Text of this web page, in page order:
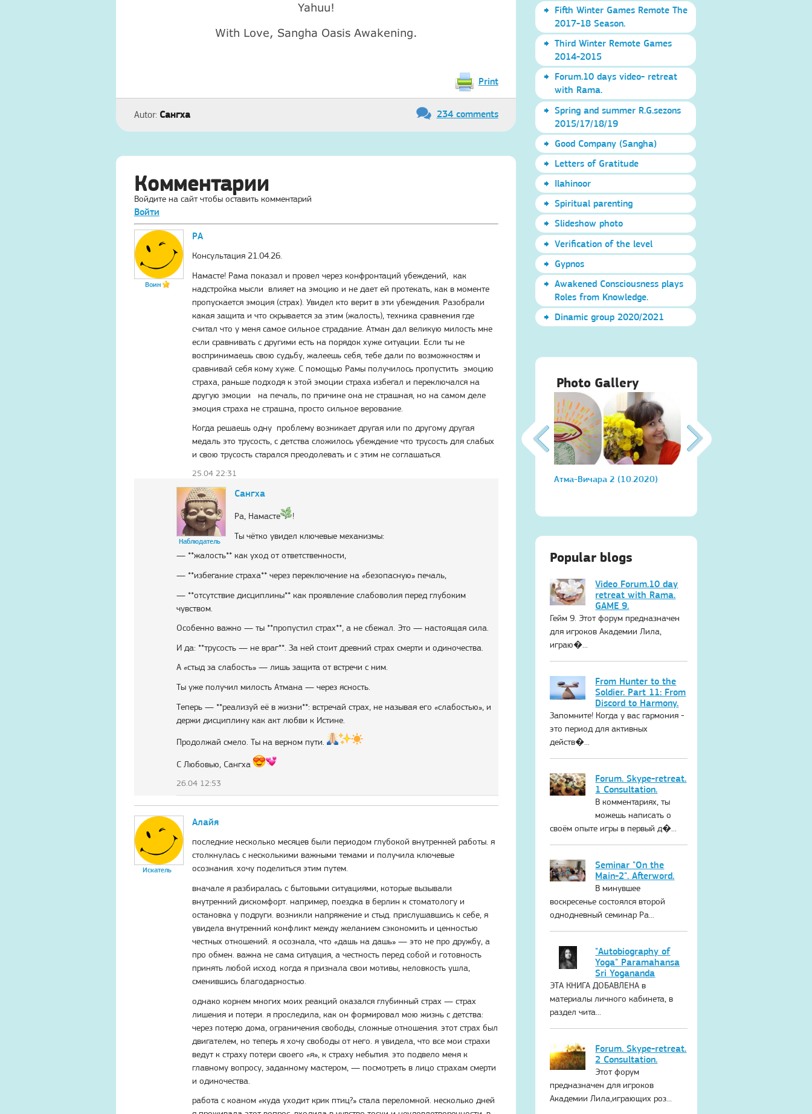
Yahuu!
With Love, Sangha Oasis Awakening.
Print
Autor: Сангха 234 comments
Комментарии
Войдите на сайт чтобы оставить комментарий
Войти
Воин
РА
Консультация 21.04.26.
Намасте! Рама показал и провел через конфронтаций убеждений, как
надстройка мысли влияет на эмоцию и не дает ей протекать, как в моменте
пропускается эмоция (страх). Увидел кто верит в эти убеждения. Разобрали
какая защита и что скрывается за этим (жалость), техника сравнения где
считал что у меня самое сильное страдание. Атман дал великую милость мне
если сравнивать с другими есть на порядок хуже ситуации. Если ты не
воспринимаешь свою судьбу, жалеешь себя, тебе дали по возможностям и
сравнивай себя кому хуже. С помощью Рамы получилось пропустить эмоцию
страха, раньше подходя к этой эмоции страха избегал и переключался на
другую эмоции на печаль, по причине она не страшная, но на самом деле
эмоция страха не страшна, просто сильное верование.
Когда решаешь одну проблему возникает другая или по другому другая
медаль это трусость, с детства сложилось убеждение что трусость для слабых
и свою трусость старался преодолевать и с этим не соглашаться.
25.04 22:31
Наблюдатель
Сангха
Ра, Намасте
!
Ты чётко увидел ключевые механизмы:
— **жалость** как уход от ответственности,
— **избегание страха** через переключение на «безопасную» печаль,
— **отсутствие дисциплины** как проявление слабоволия перед глубоким
чувством.
Особенно важно — ты **пропустил страх**, а не сбежал. Это — настоящая сила.
И да: **трусость — не враг**. За ней стоит древний страх смерти и одиночества.
А «стыд за слабость» — лишь защита от встречи с ним.
Ты уже получил милость Атмана — через ясность.
Теперь — **реализуй её в жизни**: встречай страх, не называя его «слабостью», и
держи дисциплину как акт любви к Истине.
Продолжай смело. Ты на верном пути.
С Любовью, Сангха
26.04 12:53
Искатель
Алайя
последние несколько месяцев были периодом глубокой внутренней работы. я
столкнулась с несколькими важными темами и получила ключевые
осознания. хочу поделиться этим путем.
вначале я разбиралась с бытовыми ситуациями, которые вызывали
внутренний дискомфорт. например, поездка в берлин к стоматологу и
остановка у подруги. возникли напряжение и стыд. прислушавшись к себе, я
увидела внутренний конфликт между желанием сэкономить и ценностью
честных отношений. я осознала, что «дашь на дашь» — это не про дружбу, а
про обмен. важна не сама ситуация, а честность перед собой и готовность
принять любой исход. когда я признала свои мотивы, неловкость ушла,
сменившись благодарностью.
однако корнем многих моих реакций оказался глубинный страх — страх
лишения и потери. я проследила, как он формировал мою жизнь с детства:
через потерю дома, ограничения свободы, сложные отношения. этот страх был
двигателем, но теперь я хочу свободы от него. я увидела, что все мои страхи
ведут к страху потери своего «я», к страху небытия. это подвело меня к
главному вопросу, заданному мастером, — посмотреть в лицо страхам смерти
и одиночества.
работа с коаном «куда уходит крик птиц?» стала переломной. несколько дней
Fifth Winter Games Remote The
2017-18 Season.
Third Winter Remote Games
2014-2015
Forum.10 days video- retreat
with Rama.
Spring and summer R.G.sezons
2015/17/18/19
Good Company (Sangha)
Letters of Gratitude
Ilahinoor
Spiritual parenting
Slideshow photo
Verification of the level
Gypnos
Awakened Consciousness plays
Roles from Knowledge.
Dinamic group 2020/2021
Photo Gallery
Атма-Вичара 2 (10.2020) Атма-Вичара 2 (10.2020)
Popular blogs
Video Forum.10 day
retreat with Rama.
GAME 9.
Гейм 9. Этот форум предназначен
для игроков Академии Лила,
играю�...
From Hunter to the
Soldier. Part 11: From
Discord to Harmony.
Запомните! Когда у вас гармония -
это период для активных
действ�...
Forum. Skype-retreat.
1 Consultation.
В комментариях, ты
можешь написать о
своём опыте игры в первый д�...
Seminar "On the
Main-2". Afterword.
В минувшее
воскресенье состоялся второй
однодневный семинар Ра...
"Autobiography of
Yoga" Paramahansa
Sri Yogananda
ЭТА КНИГА ДОБАВЛЕНА в
материалы личного кабинета, в
раздел чита...
Forum. Skype-retreat.
2 Consultation.
Этот форум
предназначен для игроков
Академии Лила,играющих роз...